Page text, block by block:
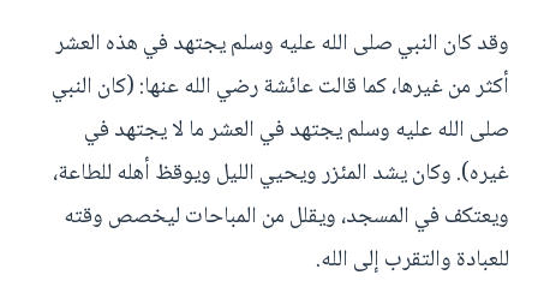
وقد كان النبي صلى الله عليه وسلم يجتهد في هذه العشر
أكثر من غيرها، كما قالت عائشة رضي الله عنها: (كان النبي
صلى الله عليه وسلم يجتهد في العشر ما لا يجتهد في
غيره). وكان يشد المئزر ويحيي الليل ويوقظ أهله للطاعة،
ويعتكف في المسجد، ويقلل من المباحات ليخصص وقته
للعبادة والتقرب إلى الله.